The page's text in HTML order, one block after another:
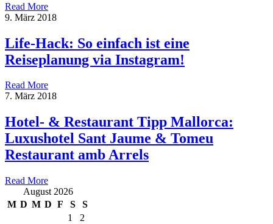
Read More
9. März 2018
Life-Hack: So einfach ist eine
Reiseplanung via Instagram!
Read More
7. März 2018
Hotel- & Restaurant Tipp Mallorca:
Luxushotel Sant Jaume & Tomeu
Restaurant amb Arrels
Read More
August 2026
M D M D F S
S
1
2